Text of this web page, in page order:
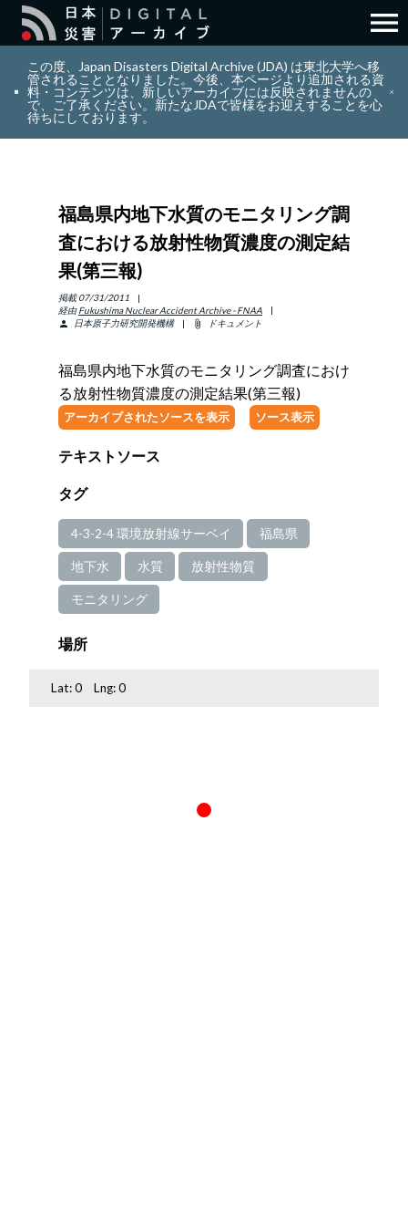
search 検索
layers コレクション
info_outline リソース
ENGLISH 日本語
サインイン
menu
この度、Japan Disasters Digital Archive (JDA) は東北大学へ移
管されることとなりました。今後、本ページより追加される資
料・コンテンツは、新しいアーカイブには反映されませんの
で、ご了承ください。新たなJDAで皆様をお迎えすることを心
待ちにしております。
福島県内地下水質のモニタリング調
査における放射性物質濃度の測定結
果(第三報)
掲載 07/31/2011
経由 Fukushima Nuclear Accident Archive - FNAA
person
日本原子力研究開発機構 attach_file ドキュメント
福島県内地下水質のモニタリング調査におけ
る放射性物質濃度の測定結果(第三報)
アーカイブされたソースを表示 ソース表示
テキストソース
タグ
4-3-2-4 環境放射線サーベイ 福島県
地下水 水質 放射性物質
モニタリング
場所
Lat:0 Lng:0